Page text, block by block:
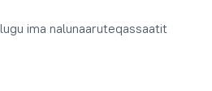
ima nalunaaruteqassaatit